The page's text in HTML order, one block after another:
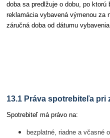
doba sa predlžuje o dobu, po
reklamácia vybavená výmenou za
záručná doba od dátumu
13.1 Práva spotrebiteľa pri
Spotrebiteľ má právo na:
bezplatné, riadne a včasné